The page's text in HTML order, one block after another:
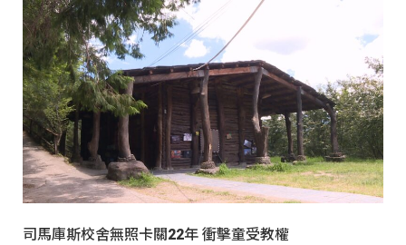
司馬庫斯校舍無照卡關22年 衝擊童受教權